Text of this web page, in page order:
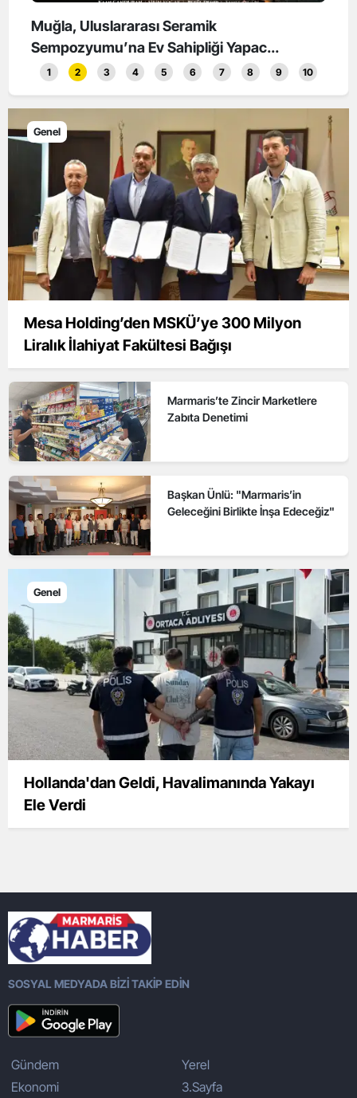
Muğla, Uluslararası Seramik
Sempozyumu’na Ev Sahipliği Yapac...
1 2 3 4 5 6 7 8 9 10
Genel
Mesa Holding’den MSKÜ’ye 300 Milyon
Liralık İlahiyat Fakültesi Bağışı
Marmaris’te Zincir Marketlere
Zabıta Denetimi
Başkan Ünlü: "Marmaris’in
Geleceğini Birlikte İnşa Edeceğiz"
Genel
Hollanda'dan Geldi, Havalimanında Yakayı
Ele Verdi
SOSYAL MEDYADA BİZİ TAKİP EDİN
Gündem
Ekonomi
Yerel
3.Sayfa